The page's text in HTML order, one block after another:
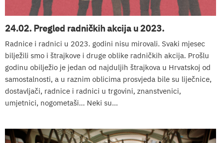
24.02. Pregled radničkih akcija u 2023.
Radnice i radnici u 2023. godini nisu mirovali. Svaki mjesec
bilježili smo i štrajkove i druge oblike radničkih akcija. Prošlu
godinu obilježio je jedan od najduljih štrajkova u Hrvatskoj od
samostalnosti, a u raznim oblicima prosvjeda bile su liječnice,
dostavljači, radnice i radnici u trgovini, znanstvenici,
umjetnici, nogometaši… Neki su...